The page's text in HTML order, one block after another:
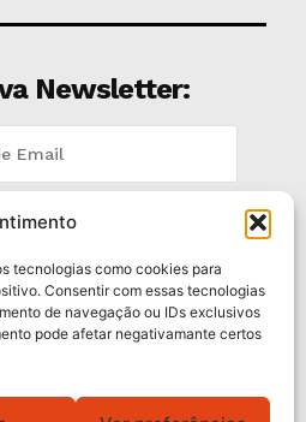
tecnologias como cookies para
Consentir com essas tecnologias
de navegação ou IDs exclusivos
pode afetar negativamante certos
Newsletter:
ADERIR
aPolítica de Privacidade .